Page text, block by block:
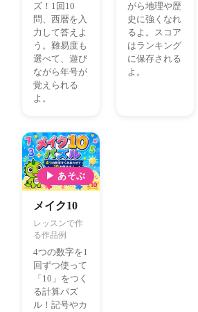
ズ！1回10
問、西暦を入
力して答えよ
う。難易度も
選べて、遊び
ながら年号が
覚えられる
よ。
がら地理や歴
史に強くなれ
るよ。スコア
はランキング
に保存される
よ。
▶ あそぶ
メイク10
レッスンで作
る作品例
4つの数字を1
回ずつ使って
「10」をつく
る計算パズ
ル！記号やカ